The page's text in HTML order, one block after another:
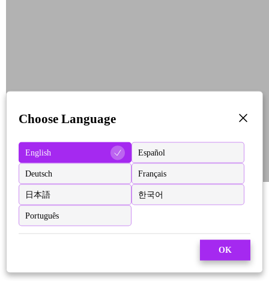
Choose Language
English Español
Deutsch Français
日本語 한국어
Português
OK